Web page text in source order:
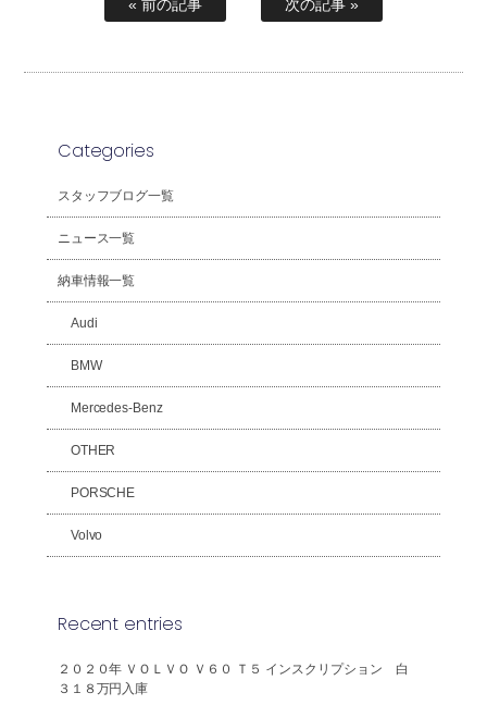
« 前の記事 次の記事 »
Categories
スタッフブログ一覧
ニュース一覧
納車情報一覧
Audi
BMW
Mercedes-Benz
OTHER
PORSCHE
Volvo
Recent entries
２０２０年 ＶＯＬＶＯ Ｖ６０ Ｔ５ インスクリプション 白
３１８万円入庫